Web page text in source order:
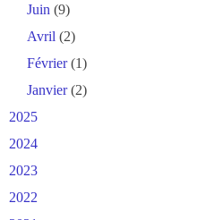
Juin (9)
Avril (2)
Février(1)
Janvier(2)
2025
2024
2023
2022